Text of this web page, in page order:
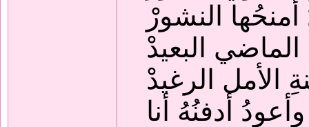
النشورْ
الماضي البعيدْ
الأمل الرغيدْ
وأعودُ أدفنُهُ أنا